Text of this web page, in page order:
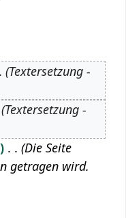
Textersetzung -
Textersetzung -
Die Seite
getragen wird.